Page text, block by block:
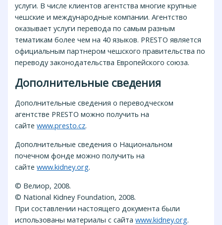
услуги. В числе клиентов агентства многие крупные
чешские и международные компании. Агентство
оказывает услуги перевода по самым разным
тематикам более чем на 40 языков. PRESTO является
официальным партнером чешского правительства по
переводу законодательства Европейского союза.
Дополнительные сведения
Дополнительные сведения о переводческом
агентстве PRESTO можно получить на
сайтеwww.presto.cz.
Дополнительные сведения о Национальном
почечном фонде можно получить на
сайтеwww.kidney.org.
© Велиор, 2008.
© National Kidney Foundation, 2008.
При составлении настоящего документа были
использованы материалы с сайтаwww.kidney.org.